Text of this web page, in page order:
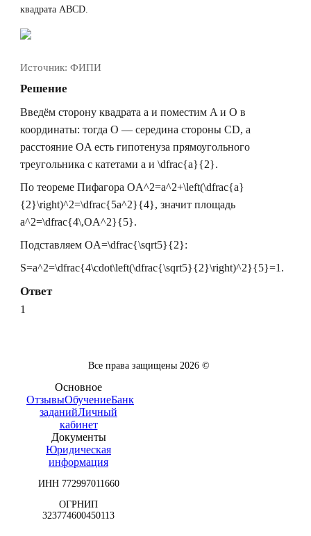
квадрата ABCD
Источник: ФИПИ
Решение
Введём сторону квадрата a и поместим A и O в
координаты: тогда O — середина стороны CD, а
расстояние OA есть гипотенуза прямоугольного
треугольника с катетами a и \dfrac{a}{2}.
По теореме Пифагора OA^2=a^2+\left(\dfrac{a}
{2}\right)^2=\dfrac{5a^2}{4}, значит площадь
a^2=\dfrac{4\,OA^2}{5}.
Подставляем OA=\dfrac{\sqrt5}{2}:
S=a^2=\dfrac{4\cdot\left(\dfrac{\sqrt5}{2}\right)^2}{5}=1.
Ответ
1
Все права защищены 2026 ©
Основное
ОтзывыОбучениеБанк
заданийЛичный
кабинет
Документы
Юридическая
информация
ИНН 772997011660
ОГРНИП
323774600450113